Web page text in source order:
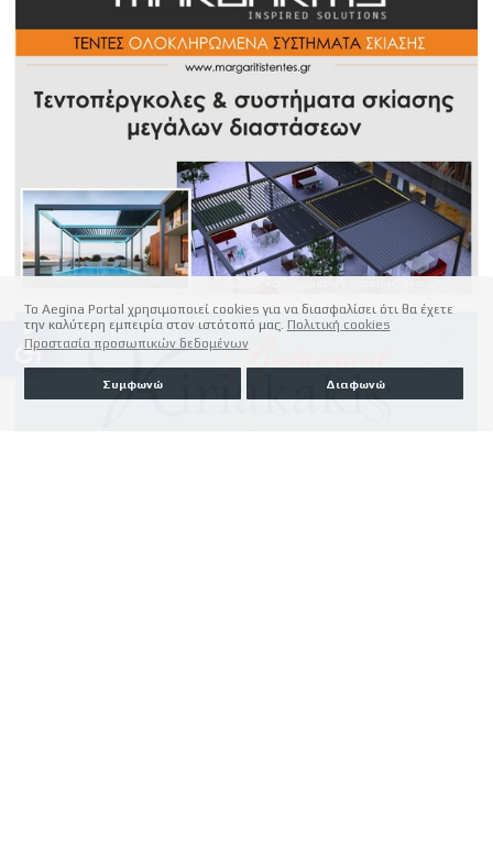
Το Aegina Portal χρησιμοποιεί cookies για να διασφαλίσει ότι θα έχετε
την καλύτερη εμπειρία στον ιστότοπό μας. Πολιτική cookies
Προστασία προσωπικών δεδομένων
Συμφωνώ Διαφωνώ
accessible